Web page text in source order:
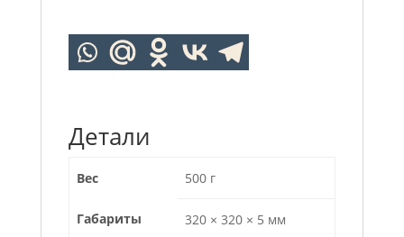
Детали
Вес 500 г
Габариты 320 × 320 × 5 мм